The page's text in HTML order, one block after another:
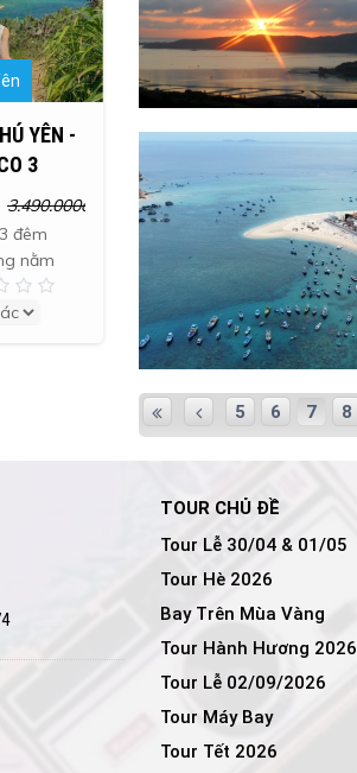
YÊN -
3
3.490.000đ
đêm
nằm
5 6 7 8
TOUR CHỦ ĐỀ
Tour Lễ 30/04 & 01/05
Tour Hè 2026
Bay Trên Mùa Vàng
Tour Hành Hương 2026
Tour Lễ 02/09/2026
Tour Máy Bay
Tour Tết 2026